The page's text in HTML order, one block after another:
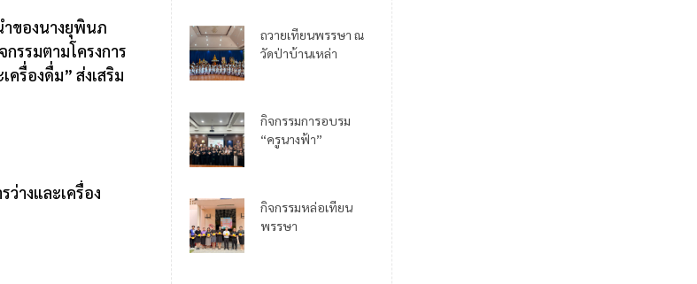
ำของนางยุพินภ
รรมตามโครงการ
รื่องดื่ม” ส่งเสริม
างและเครื่อง
ถวายเทียนพรรษา ณ
วัดป่าบ้านเหล่า
กิจกรรมการอบรม
“ครูนางฟ้า”
กิจกรรมหล่อเทียน
พรรษา